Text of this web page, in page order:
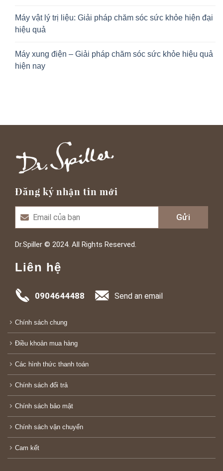
Máy vật lý trị liệu: Giải pháp chăm sóc sức khỏe hiện đại
hiệu quả
Máy xung điện – Giải pháp chăm sóc sức khỏe hiệu quả
hiện nay
Đăng ký nhận tin mới
Dr.Spiller © 2024. All Rights Reserved.
Liên hệ
0904644488 Send an email
Chính sách chung
Điều khoản mua hàng
Các hình thức thanh toán
Chính sách đổi trả
Chính sách bảo mật
Chính sách vận chuyển
Cam kết